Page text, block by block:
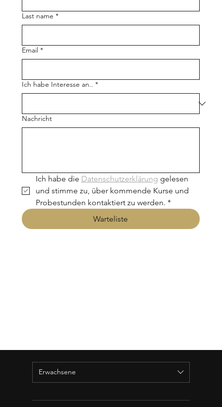
Last name *
Email *
Ich habe Interesse an.. *
Nachricht
Ich habe die Datenschutzerklärung gelesen
und stimme zu, über kommende Kurse und
Probestunden kontaktiert zu werden. *
Warteliste
Erwachsene